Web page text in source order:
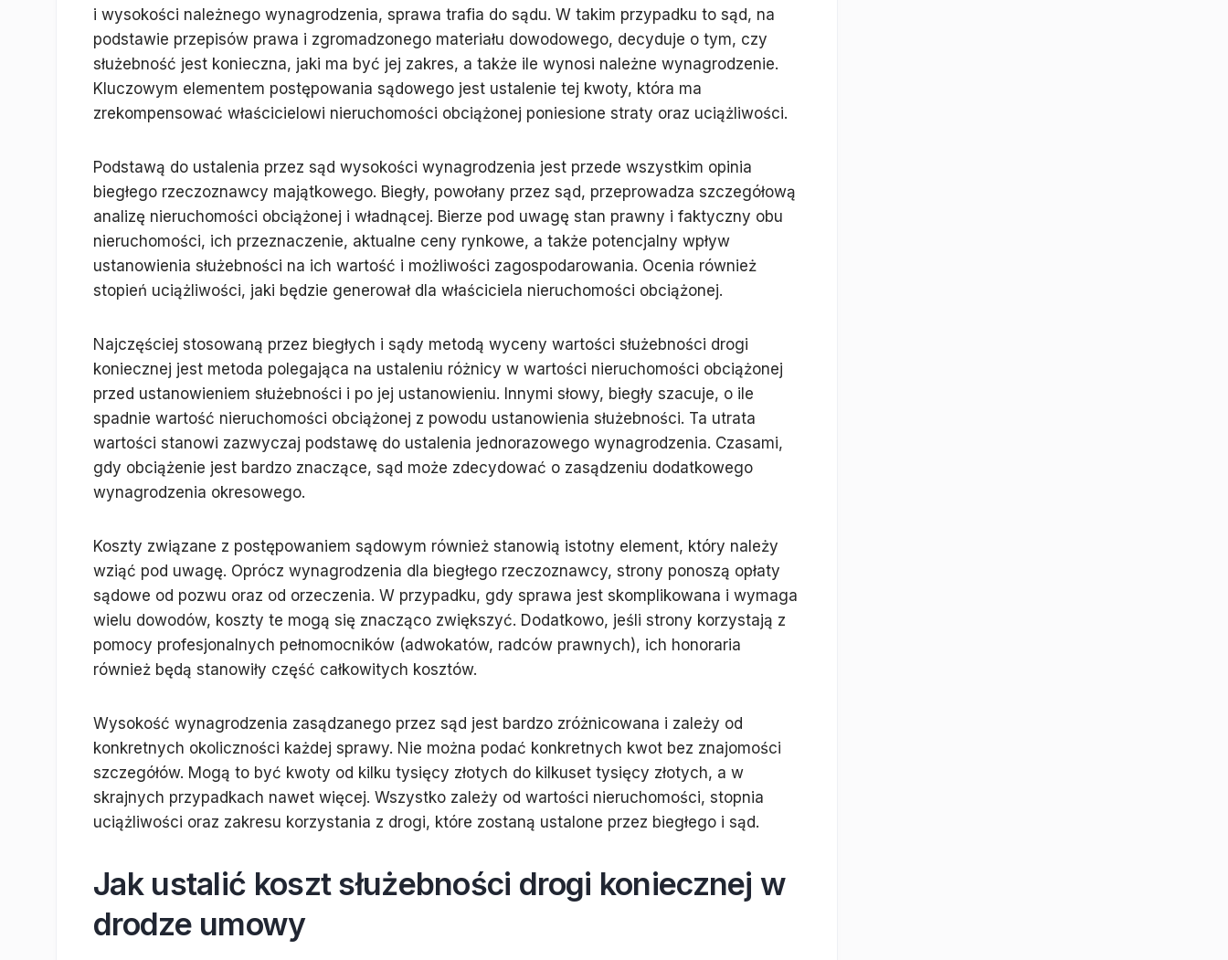
i wysokości należnego wynagrodzenia, sprawa trafia do sądu. W takim przypadku to sąd, na
podstawie przepisów prawa i zgromadzonego materiału dowodowego, decyduje o tym, czy
służebność jest konieczna, jaki ma być jej zakres, a także ile wynosi należne wynagrodzenie.
Kluczowym elementem postępowania sądowego jest ustalenie tej kwoty, która ma
zrekompensować właścicielowi nieruchomości obciążonej poniesione straty oraz uciążliwości.
Podstawą do ustalenia przez sąd wysokości wynagrodzenia jest przede wszystkim opinia
biegłego rzeczoznawcy majątkowego. Biegły, powołany przez sąd, przeprowadza szczegółową
analizę nieruchomości obciążonej i władnącej. Bierze pod uwagę stan prawny i faktyczny obu
nieruchomości, ich przeznaczenie, aktualne ceny rynkowe, a także potencjalny wpływ
ustanowienia służebności na ich wartość i możliwości zagospodarowania. Ocenia również
stopień uciążliwości, jaki będzie generował dla właściciela nieruchomości obciążonej.
Najczęściej stosowaną przez biegłych i sądy metodą wyceny wartości służebności drogi
koniecznej jest metoda polegająca na ustaleniu różnicy w wartości nieruchomości obciążonej
przed ustanowieniem służebności i po jej ustanowieniu. Innymi słowy, biegły szacuje, o ile
spadnie wartość nieruchomości obciążonej z powodu ustanowienia służebności. Ta utrata
wartości stanowi zazwyczaj podstawę do ustalenia jednorazowego wynagrodzenia. Czasami,
gdy obciążenie jest bardzo znaczące, sąd może zdecydować o zasądzeniu dodatkowego
wynagrodzenia okresowego.
Koszty związane z postępowaniem sądowym również stanowią istotny element, który należy
wziąć pod uwagę. Oprócz wynagrodzenia dla biegłego rzeczoznawcy, strony ponoszą opłaty
sądowe od pozwu oraz od orzeczenia. W przypadku, gdy sprawa jest skomplikowana i wymaga
wielu dowodów, koszty te mogą się znacząco zwiększyć. Dodatkowo, jeśli strony korzystają z
pomocy profesjonalnych pełnomocników (adwokatów, radców prawnych), ich honoraria
również będą stanowiły część całkowitych kosztów.
Wysokość wynagrodzenia zasądzanego przez sąd jest bardzo zróżnicowana i zależy od
konkretnych okoliczności każdej sprawy. Nie można podać konkretnych kwot bez znajomości
szczegółów. Mogą to być kwoty od kilku tysięcy złotych do kilkuset tysięcy złotych, a w
skrajnych przypadkach nawet więcej. Wszystko zależy od wartości nieruchomości, stopnia
uciążliwości oraz zakresu korzystania z drogi, które zostaną ustalone przez biegłego i sąd.
Jak ustalić koszt służebności drogi koniecznej w
drodze umowy